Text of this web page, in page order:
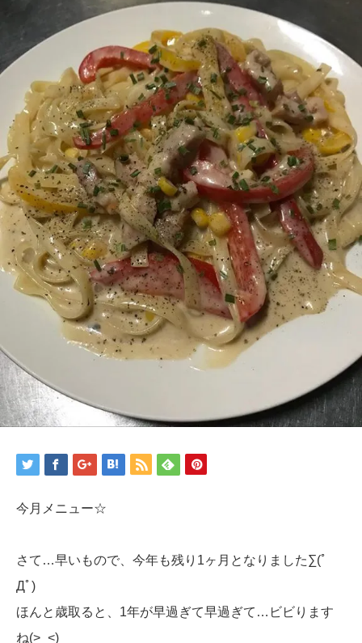
今月メニュー☆
さて…早いもので、今年も残り1ヶ月となりました∑(ﾟ
Дﾟ)
ほんと歳取ると、1年が早過ぎて早過ぎて…ビビります
ね(>_<)